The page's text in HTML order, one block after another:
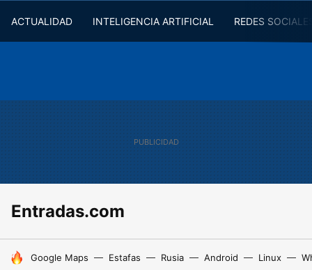
ACTUALIDAD INTELIGENCIA ARTIFICIAL REDES
Entradas.com
HOY SE HABLA DE
Google Maps Estafas Rusia Android Linux